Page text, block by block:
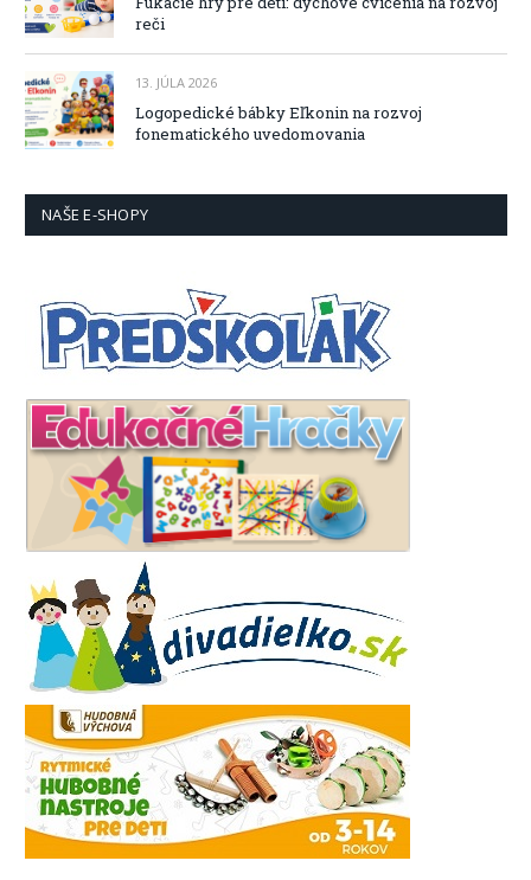
reči
13. JÚLA 2026
Logopedické bábky Eľkonin na rozvoj
fonematického uvedomovania
NAŠE E-SHOPY